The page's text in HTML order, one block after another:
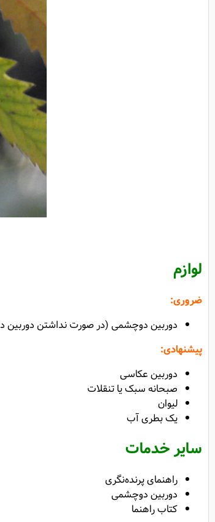
لوازم
ضروری:
دوربین دوچشمی (در صورت نداشتن دوربین
پیشنهادی:
دوربین عکاسی
صبحانه سبک یا تنقلات
لیوان
یک بطری آب
سایر خدمات
راهنمای پرنده‌نگری
دوربین دوچشمی
کتاب راهنما